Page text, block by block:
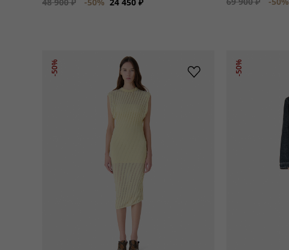
48 900 ₽
-50% 24 450 ₽
-50% -50%